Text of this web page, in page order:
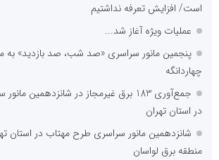
است/ افزایش تعرفه نداشتیم
عملیات ویژه آغاز شد...
پنجمین مانور سراسری «صد شب، صد بازدید» به
چهاردانگه
جمع‌آوری 183 برق غیرمجاز در شانزدهمین
در استان تهران
شانزدهمین مانور سراسری طرح مهتاب در استان
منطقه برق لواسان